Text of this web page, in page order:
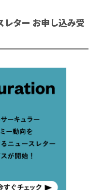
レター お申し込み受